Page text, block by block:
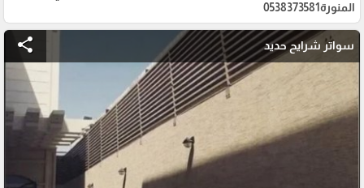
المنورة0538373581
share سواتر شرايح حديد